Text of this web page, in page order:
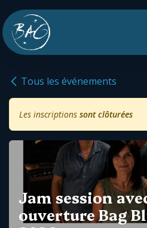
Tous les événements
Les inscriptions sont clôturées
Jam session
ouverture Bag